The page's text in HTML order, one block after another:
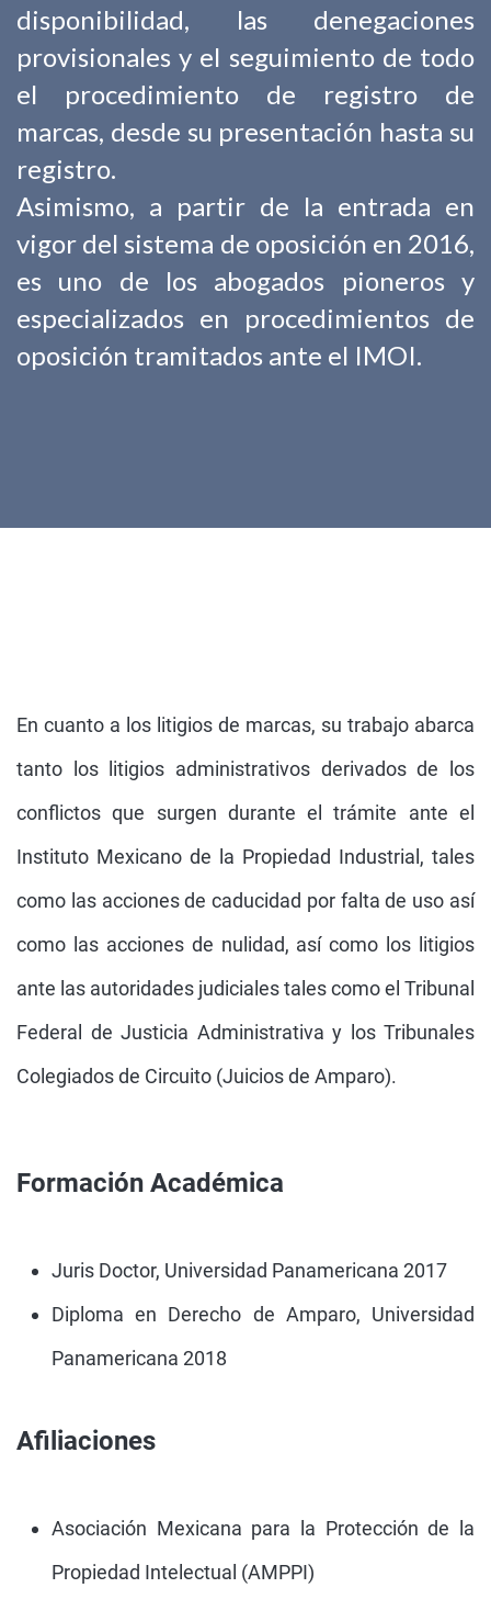
disponibilidad, las denegaciones
provisionales y el seguimiento de todo
el procedimiento de registro de
marcas, desde su presentación hasta su
registro.
Asimismo, a partir de la entrada en
vigor del sistema de oposición en 2016,
es uno de los abogados pioneros y
especializados en procedimientos de
oposición tramitados ante el IMOI.
En cuanto a los litigios de marcas, su trabajo abarca
tanto los litigios administrativos derivados de los
conflictos que surgen durante el trámite ante el
Instituto Mexicano de la Propiedad Industrial, tales
como las acciones de caducidad por falta de uso así
como las acciones de nulidad, así como los litigios
ante las autoridades judiciales tales como el Tribunal
Federal de Justicia Administrativa y los Tribunales
Colegiados de Circuito (Juicios de Amparo).
Formación Académica
Juris Doctor, Universidad Panamericana 2017
Diploma en Derecho de Amparo, Universidad
Panamericana 2018
Afiliaciones
Asociación Mexicana para la Protección de la
Propiedad Intelectual (AMPPI)